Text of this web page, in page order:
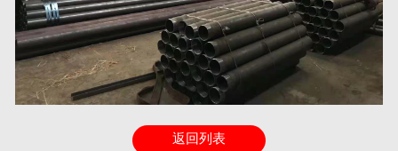
客户留言
联系我们
返回列表